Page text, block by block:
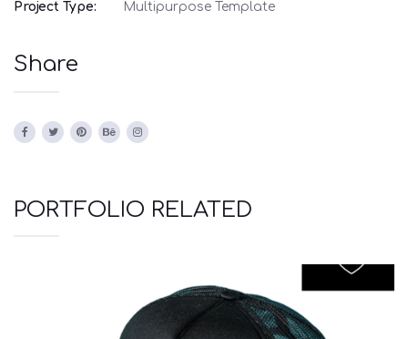
Project Type: Multipurpose Template
Share
PORTFOLIO RELATED